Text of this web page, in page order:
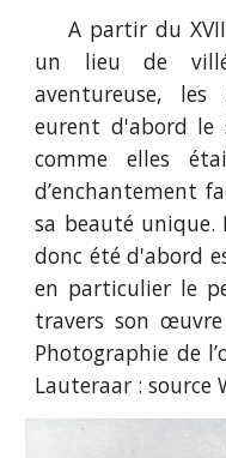
A partir du
un lieu de
aventureuse,
eurent d'abord le
comme elles
d’enchantement
sa beauté unique.
donc été d'abord
en particulier le
travers son œuvre
Photographie de
Lauteraar : source